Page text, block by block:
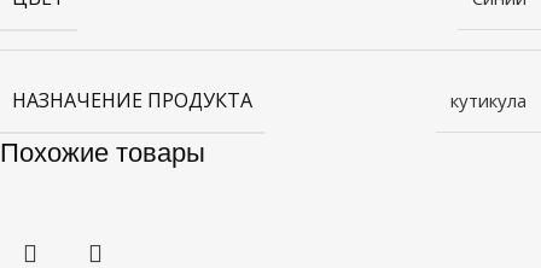
НАЗНАЧЕНИЕ ПРОДУКТА кутикула
Похожие товары